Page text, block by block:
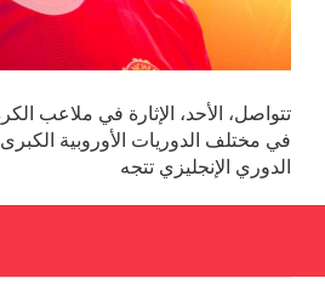
تتواصل، الأحد، الإثارة في ملاعب
في مختلف الدوريات الأوروبية
الدوري الإنجليزي تتجه